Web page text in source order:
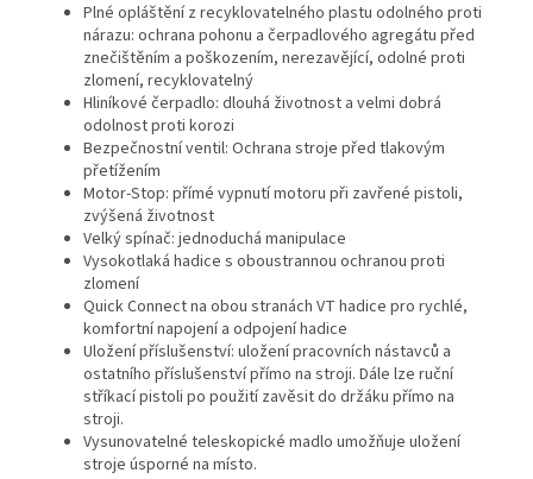
Plné opláštění z recyklovatelného plastu odolného proti
nárazu: ochrana pohonu a čerpadlového agregátu před
znečištěním a poškozením, nerezavějící, odolné proti
zlomení, recyklovatelný
Hliníkové čerpadlo: dlouhá životnost a velmi dobrá
odolnost proti korozi
Bezpečnostní ventil: Ochrana stroje před tlakovým
přetížením
Motor-Stop: přímé vypnutí motoru při zavřené pistoli,
zvýšená životnost
Velký spínač: jednoduchá manipulace
Vysokotlaká hadice s oboustrannou ochranou proti
zlomení
Quick Connect na obou stranách VT hadice pro rychlé,
komfortní napojení a odpojení hadice
Uložení příslušenství: uložení pracovních nástavců a
ostatního příslušenství přímo na stroji. Dále lze ruční
stříkací pistoli po použití zavěsit do držáku přímo na
stroji.
Vysunovatelné teleskopické madlo umožňuje uložení
stroje úsporné na místo.